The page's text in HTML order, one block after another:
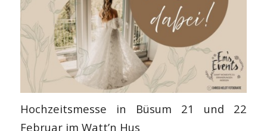
Hochzeitsmesse in Büsum 21 und 22
Februar im Watt’n Hus